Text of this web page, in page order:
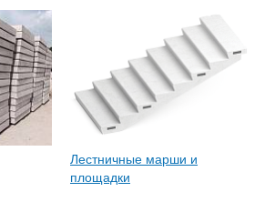
Лестничные марши и
площадки